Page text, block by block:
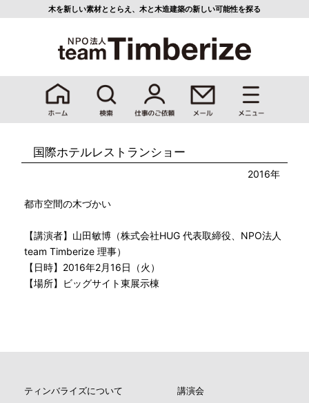
木を新しい素材ととらえ、 木と木造建築の新しい可能性を探る
国際ホテルレストランショー
2016年
都市空間の木づかい
【講演者】山田敏博（株式会社HUG 代表取締役、NPO法人
team Timberize 理事）
【日時】2016年2月16日（火）
【場所】ビッグサイト東展示棟
ティンバライズについて 講演会